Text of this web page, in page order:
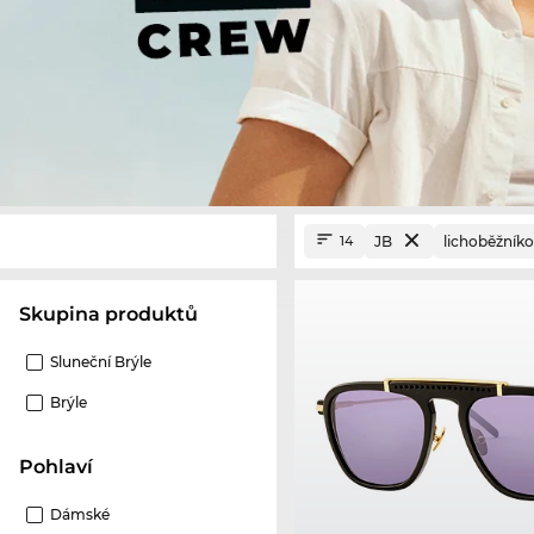
Skupina produktů
Sluneční Brýle
Brýle
Pohlaví
Dámské
14 JB